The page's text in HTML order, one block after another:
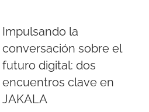
Impulsando la
conversación sobre el
futuro digital: dos
encuentros clave en
JAKALA